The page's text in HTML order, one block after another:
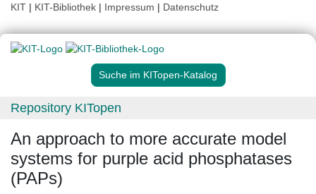
KIT | KIT-Bibliothek | Impressum | Datenschutz
Suche im KITopen-Katalog
Repository KITopen
An approach to more accurate model
systems for purple acid phosphatases
(PAPs)